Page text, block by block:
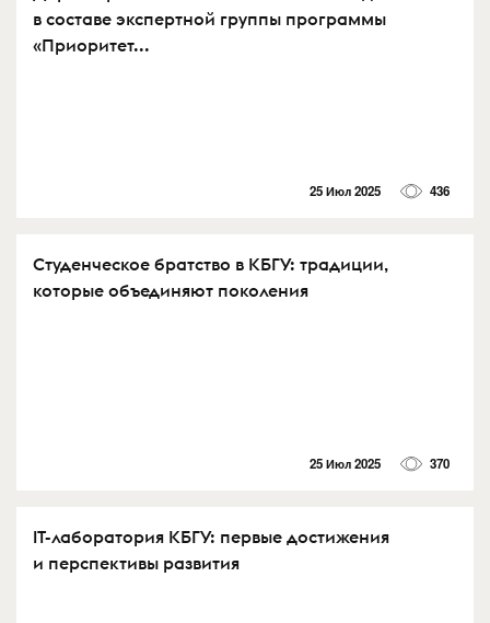
в составе экспертной группы программы
«Приоритет...
25 Июл 2025 436
Студенческое братство в КБГУ: традиции,
которые объединяют поколения
25 Июл 2025 370
IT-лаборатория КБГУ: первые достижения
и перспективы развития